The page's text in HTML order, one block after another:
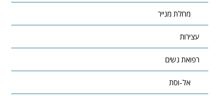
מחלת מנייר
עצירות
רפואת נשים
אל-וסת